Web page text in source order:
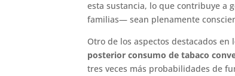
esta sustancia, lo que contribuye a
familias— sean plenamente
Otro de los aspectos destacados
posterior consumo de tabaco
tres veces más probabilidades de